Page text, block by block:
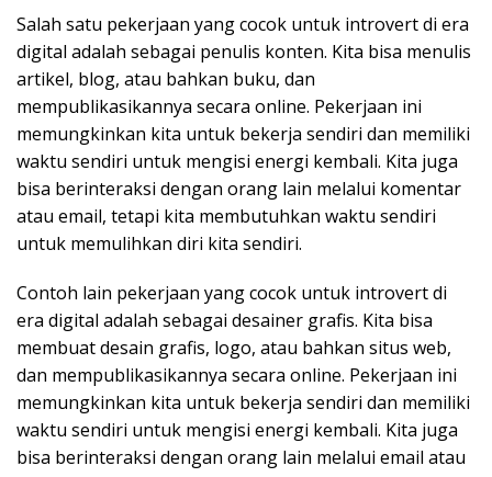
Salah satu pekerjaan yang cocok untuk introvert di era
digital adalah sebagai penulis konten. Kita bisa menulis
artikel, blog, atau bahkan buku, dan
mempublikasikannya secara online. Pekerjaan ini
memungkinkan kita untuk bekerja sendiri dan memiliki
waktu sendiri untuk mengisi energi kembali. Kita juga
bisa berinteraksi dengan orang lain melalui komentar
atau email, tetapi kita membutuhkan waktu sendiri
untuk memulihkan diri kita sendiri.
Contoh lain pekerjaan yang cocok untuk introvert di
era digital adalah sebagai desainer grafis. Kita bisa
membuat desain grafis, logo, atau bahkan situs web,
dan mempublikasikannya secara online. Pekerjaan ini
memungkinkan kita untuk bekerja sendiri dan memiliki
waktu sendiri untuk mengisi energi kembali. Kita juga
bisa berinteraksi dengan orang lain melalui email atau